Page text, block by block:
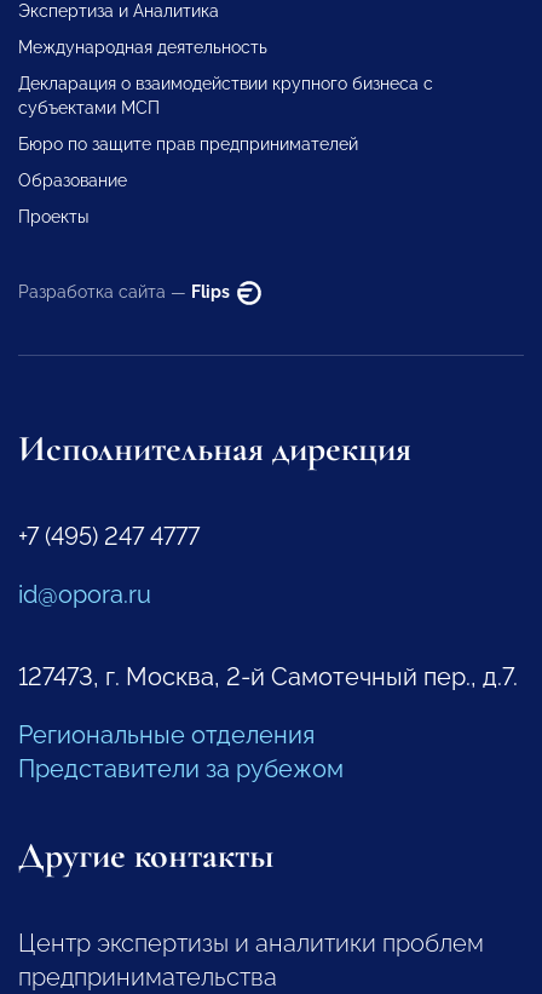
Экспертиза и Аналитика
Международная деятельность
Декларация о взаимодействии крупного бизнеса с
субъектами МСП
Бюро по защите прав предпринимателей
Образование
Проекты
Разработка сайта — Flips
Исполнительная дирекция
+7 (495) 247 4777
id@opora.ru
127473, г. Москва, 2-й Самотечный пер., д.7.
Региональные отделения
Представители за рубежом
Другие контакты
Центр экспертизы и аналитики проблем
предпринимательства